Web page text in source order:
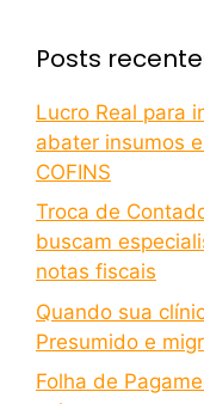
Posts
Lucro Real para
abater insumos
COFINS
Troca de
buscam
notas fiscais
Quando sua
Presumido e
Folha de